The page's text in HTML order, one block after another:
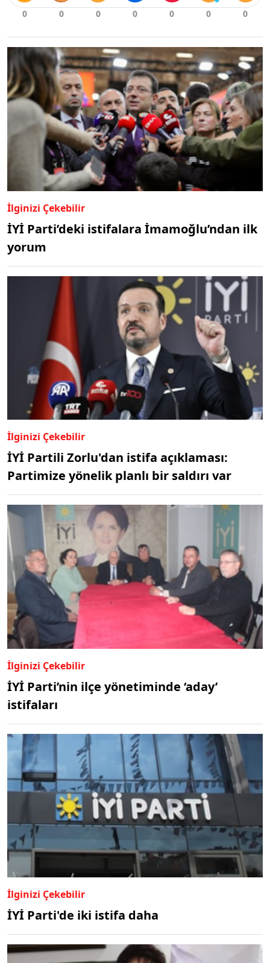
İlginizi Çekebilir
İYİ Parti’deki istifalara İmamoğlu’ndan ilk
yorum
İlginizi Çekebilir
İYİ Partili Zorlu'dan istifa açıklaması:
Partimize yönelik planlı bir saldırı var
İlginizi Çekebilir
İYİ Parti’nin ilçe yönetiminde ‘aday’
istifaları
İlginizi Çekebilir
İYİ Parti'de iki istifa daha